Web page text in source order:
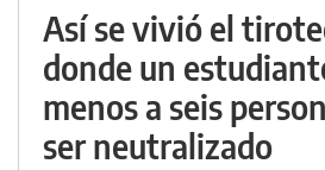
Así se vivió el
donde un
menos a seis
ser neutralizado